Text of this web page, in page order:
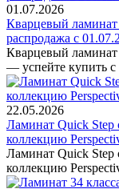
01.07.2026
Кварцевый
распродажа с
Кварцевый
— успейте купить с
22.05.2026
Ламинат Quick Step
коллекцию
Ламинат Quick Step
коллекцию